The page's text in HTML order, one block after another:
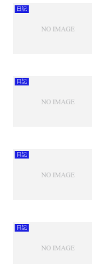
日記
日記
日記
日記